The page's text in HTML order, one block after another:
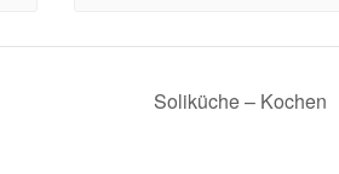
Soliküche – Kochen